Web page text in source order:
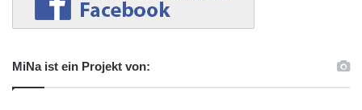
MiNa ist ein Projekt von: